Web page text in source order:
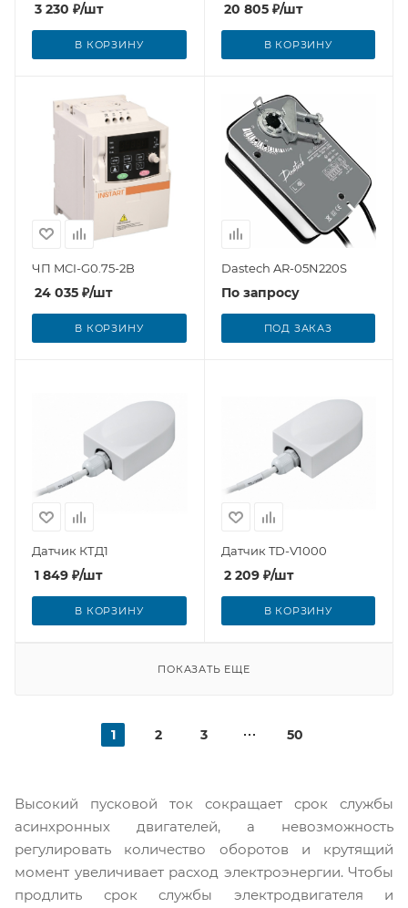
3 230 ₽/шт
В КОРЗИНУ
20 805₽/шт
В КОРЗИНУ
ЧП MCI-G0.75-2B
24 035 ₽/шт
В КОРЗИНУ
Dastech AR-05N220S
По запросу
ПОД ЗАКАЗ
Датчик КТД1
1 849 ₽/шт
В КОРЗИНУ
Датчик TD-V1000
2 209₽/шт
В КОРЗИНУ
ПОКАЗАТЬ ЕЩЕ
1 2 3 50
Высокий пусковой ток сокращает срок службы
асинхронных двигателей, а невозможность
регулировать количество оборотов и крутящий
момент увеличивает расход электроэнергии. Чтобы
продлить срок службы электродвигателя и